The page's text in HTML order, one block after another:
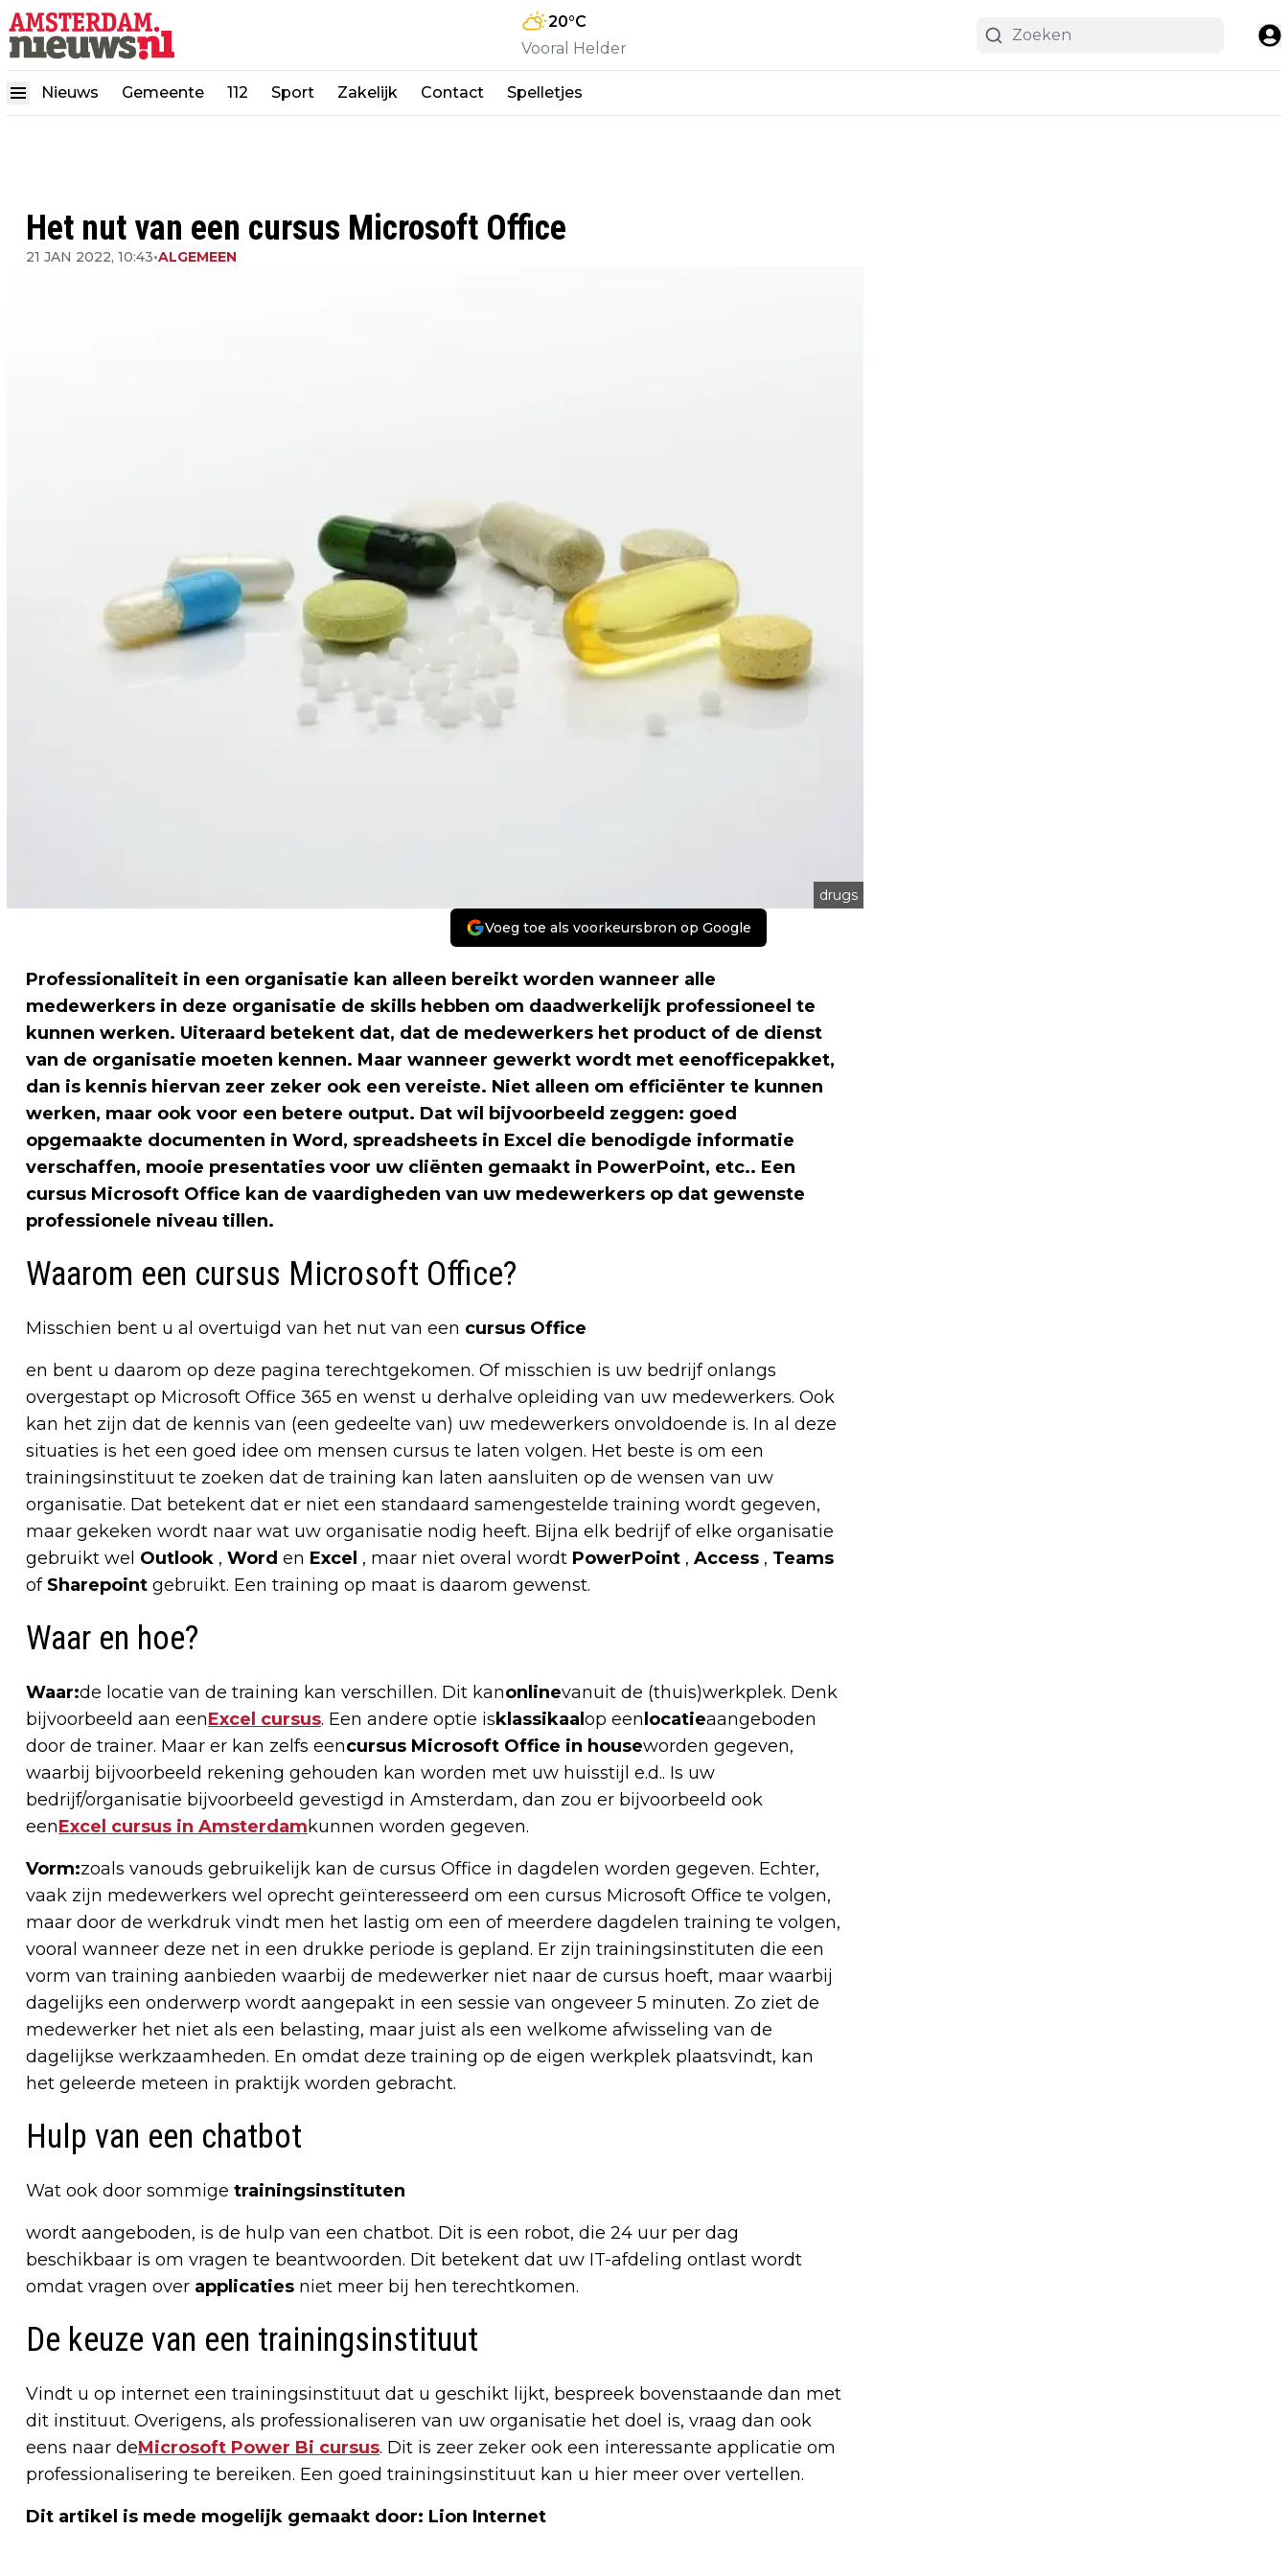
20°C
Vooral Helder
Nieuws Gemeente 112 Sport Zakelijk Contact Spelletjes
Het nut van een cursus Microsoft Office
21 JAN 2022, 10:43•ALGEMEEN
drugs
Voeg toe als voorkeursbron op Google
Professionaliteit in een organisatie kan alleen bereikt worden wanneer alle
medewerkers in deze organisatie de skills hebben om daadwerkelijk professioneel te
kunnen werken. Uiteraard betekent dat, dat de medewerkers het product of de dienst
van de organisatie moeten kennen. Maar wanneer gewerkt wordt met eenofficepakket,
dan is kennis hiervan zeer zeker ook een vereiste. Niet alleen om efficiënter te kunnen
werken, maar ook voor een betere output. Dat wil bijvoorbeeld zeggen: goed
opgemaakte documenten in Word, spreadsheets in Excel die benodigde informatie
verschaffen, mooie presentaties voor uw cliënten gemaakt in PowerPoint, etc.. Een
cursus Microsoft Office kan de vaardigheden van uw medewerkers op dat gewenste
professionele niveau tillen.
Waarom een cursus Microsoft Office?
Misschien bent u al overtuigd van het nut van een cursus Office
en bent u daarom op deze pagina terechtgekomen. Of misschien is uw bedrijf onlangs
overgestapt op Microsoft Office 365 en wenst u derhalve opleiding van uw medewerkers. Ook
kan het zijn dat de kennis van (een gedeelte van) uw medewerkers onvoldoende is. In al deze
situaties is het een goed idee om mensen cursus te laten volgen. Het beste is om een
trainingsinstituut te zoeken dat de training kan laten aansluiten op de wensen van uw
organisatie. Dat betekent dat er niet een standaard samengestelde training wordt gegeven,
maar gekeken wordt naar wat uw organisatie nodig heeft. Bijna elk bedrijf of elke organisatie
gebruikt wel Outlook , Word en Excel , maar niet overal wordt PowerPoint , Access , Teams
of Sharepoint gebruikt. Een training op maat is daarom gewenst.
Waar en hoe?
Waar:de locatie van de training kan verschillen. Dit kanonlinevanuit de (thuis)werkplek. Denk
bijvoorbeeld aan eenExcel cursus. Een andere optie isklassikaal op een locatieaangeboden
door de trainer. Maar er kan zelfs eencursus Microsoft Office in houseworden gegeven,
waarbij bijvoorbeeld rekening gehouden kan worden met uw huisstijl e.d.. Is uw
bedrijf/organisatie bijvoorbeeld gevestigd in Amsterdam, dan zou er bijvoorbeeld ook
eenExcel cursus in Amsterdamkunnen worden gegeven.
Vorm:zoals vanouds gebruikelijk kan de cursus Office in dagdelen worden gegeven. Echter,
vaak zijn medewerkers wel oprecht geïnteresseerd om een cursus Microsoft Office te volgen,
maar door de werkdruk vindt men het lastig om een of meerdere dagdelen training te volgen,
vooral wanneer deze net in een drukke periode is gepland. Er zijn trainingsinstituten die een
vorm van training aanbieden waarbij de medewerker niet naar de cursus hoeft, maar waarbij
dagelijks een onderwerp wordt aangepakt in een sessie van ongeveer 5 minuten. Zo ziet de
medewerker het niet als een belasting, maar juist als een welkome afwisseling van de
dagelijkse werkzaamheden. En omdat deze training op de eigen werkplek plaatsvindt, kan
het geleerde meteen in praktijk worden gebracht.
Hulp van een chatbot
Wat ook door sommige trainingsinstituten
wordt aangeboden, is de hulp van een chatbot. Dit is een robot, die 24 uur per dag
beschikbaar is om vragen te beantwoorden. Dit betekent dat uw IT-afdeling ontlast wordt
omdat vragen over applicaties niet meer bij hen terechtkomen.
De keuze van een trainingsinstituut
Vindt u op internet een trainingsinstituut dat u geschikt lijkt, bespreek bovenstaande dan met
dit instituut. Overigens, als professionaliseren van uw organisatie het doel is, vraag dan ook
eens naar deMicrosoft Power Bi cursus. Dit is zeer zeker ook een interessante applicatie om
professionalisering te bereiken. Een goed trainingsinstituut kan u hier meer over vertellen.
Dit artikel is mede mogelijk gemaakt door: Lion Internet